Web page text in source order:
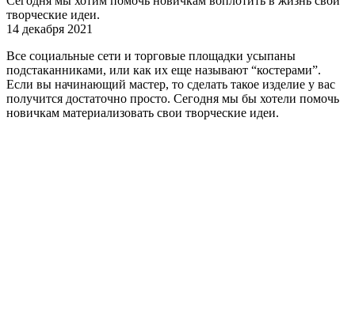
творческие идеи.
14 декабря 2021
Все социальные сети и торговые площадки усыпаны
подстаканниками, или как их еще называют “костерами”.
Если вы начинающий мастер, то сделать такое изделие у вас
получится достаточно просто. Сегодня мы бы хотели помочь
новичкам материализовать свои творческие идеи.